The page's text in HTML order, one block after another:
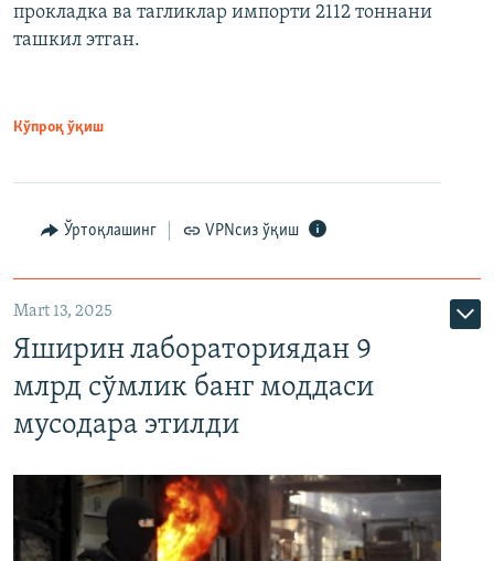
прокладка ва тагликлар импорти 2112 тоннани
ташкил этган.
Кўпроқ ўқиш
Ўртоқлашинг VPNсиз ўқиш
Mart 13, 2025
Яширин лабораториядан 9
млрд сўмлик банг моддаси
мусодара этилди